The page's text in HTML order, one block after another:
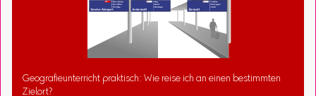
Geografieunterricht praktisch: Wie reise ich an einen bestimmten
Zielort?